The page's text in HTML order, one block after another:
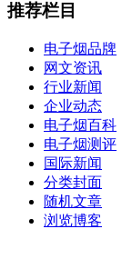
推荐栏目
电子烟品牌
网文资讯
行业新闻
企业动态
电子烟百科
电子烟测评
国际新闻
分类封面
随机文章
浏览博客